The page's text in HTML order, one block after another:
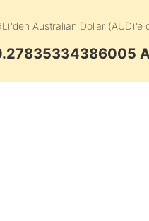
'den Australian Dollar (AUD)'e